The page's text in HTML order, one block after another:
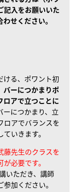
記入をお願いいた
せください。
ける、ポワント初
バーにつかまりポ
ロアで立つことに
ーにつかまり、立
ロアでバランスを
いきます。
藤先生のクラスを
必要です。
いただき、講師
加ください。